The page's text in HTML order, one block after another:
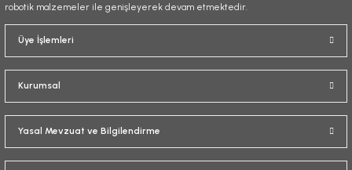
Gönder
robotik malzemeler ile genişleyerek devam etmektedir.
Üye İşlemleri
Kurumsal
Yasal Mevzuat ve Bilgilendirme